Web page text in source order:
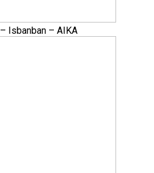
Isbanban – AIKA